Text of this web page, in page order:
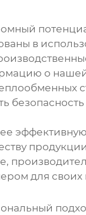
в
о нашей
для своих